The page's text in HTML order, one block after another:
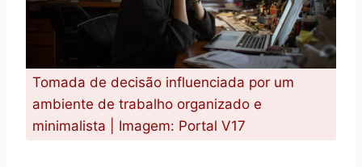
Tomada de decisão influenciada por um
ambiente de trabalho organizado e
minimalista | Imagem: Portal V17